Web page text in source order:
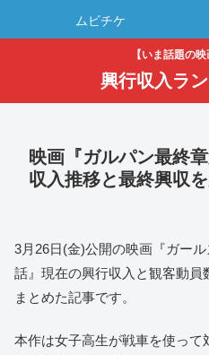
ムビチケ
【いま話題の映
興行収入ラ
映画『ガルパン最終
収入推移と最終興収
3月26日(金)公開の映画『ガー
話』現在の興行収入と観客動員
まとめた記事です。
本作は女子高生が戦車を使っ